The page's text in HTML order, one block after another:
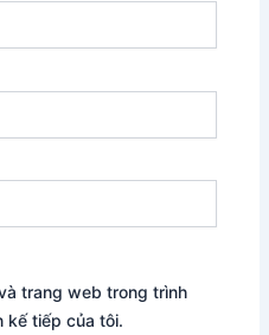
trang web trong trình
kế tiếp của tôi.